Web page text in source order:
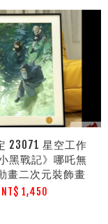
23071 星空工作
黑戰記》哪吒無
畫二次元裝飾畫
NT$ 1,450